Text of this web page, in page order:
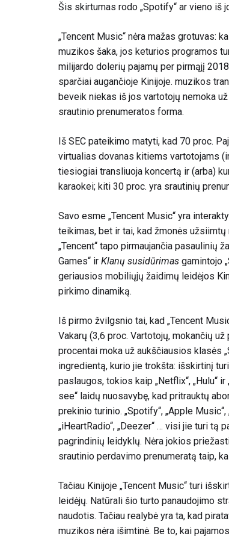
Šis skirtumas rodo „Spotify“ ar vieno iš
„Tencent Music“ nėra mažas grotuvas:
muzikos šaka, jos keturios programos
milijardo dolerių pajamų per pirmąjį
sparčiai augančioje Kinijoje. muzikos
beveik niekas iš jos vartotojų nemoka
srautinio prenumeratos forma.
Iš SEC pateikimo matyti, kad 70 proc.
virtualias dovanas kitiems vartotojams
tiesiogiai transliuoja koncertą ir (arba)
karaokei; kiti 30 proc. yra srautinių
Savo esme „Tencent Music“ yra
teikimas, bet ir tai, kad žmonės
„Tencent“ tapo pirmaujančia pasaulinių
Games“ ir Klanų susidūrimas gamintojo
geriausios mobiliųjų žaidimų leidėjos
pirkimo dinamiką.
Iš pirmo žvilgsnio tai, kad „Tencent
Vakarų (3,6 proc. Vartotojų, mokančių
procentai moka už aukščiausios klasės
ingredientą, kurio jie trokšta: išskirtinį
paslaugos, tokios kaip „Netflix“, „Hulu“
see“ laidų nuosavybę, kad pritrauktų
prekinio turinio. „Spotify“, „Apple Music“,
„iHeartRadio“, „Deezer“ … visi jie turi
pagrindinių leidyklų. Nėra jokios
srautinio perdavimo prenumeratą taip,
Tačiau Kinijoje „Tencent Music“ turi
leidėjų. Natūrali šio turto panaudojimo
naudotis. Tačiau realybė yra ta, kad
muzikos nėra išimtinė. Be to, kai